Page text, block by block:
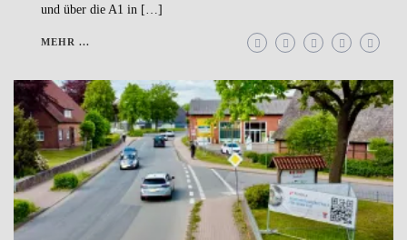
und über die A1 in […]
MEHR ...